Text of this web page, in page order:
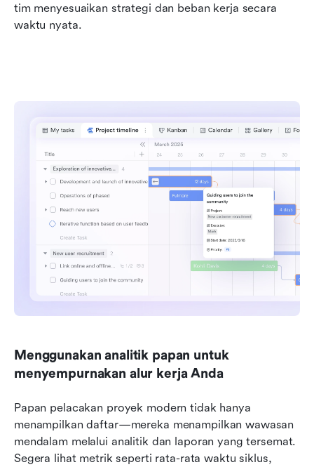
tim menyesuaikan strategi dan beban kerja secara
waktu nyata.
Menggunakan analitik papan untuk
menyempurnakan alur kerja Anda
Papan pelacakan proyek modern tidak hanya
menampilkan daftar—mereka menampilkan wawasan
mendalam melalui analitik dan laporan yang tersemat.
Segera lihat metrik seperti rata-rata waktu siklus,